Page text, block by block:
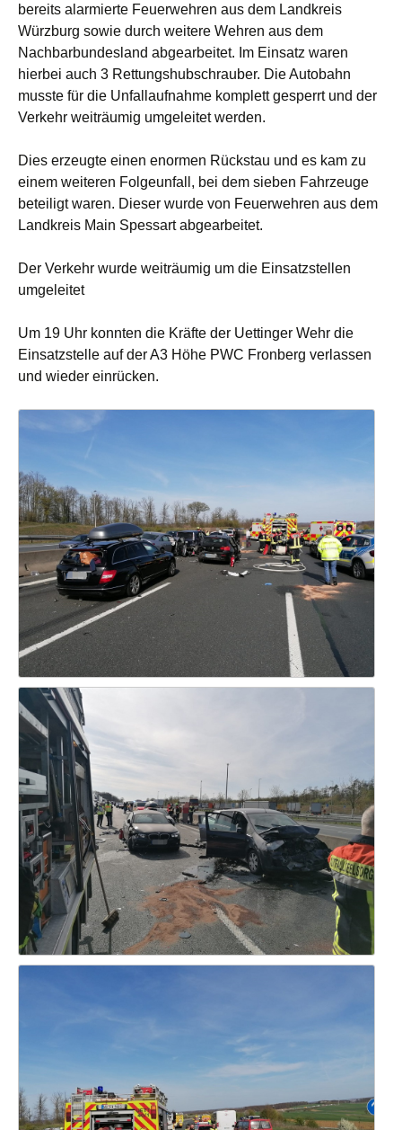
bereits alarmierte Feuerwehren aus dem Landkreis
Würzburg sowie durch weitere Wehren aus dem
Nachbarbundesland abgearbeitet. Im Einsatz waren
hierbei auch 3 Rettungshubschrauber. Die Autobahn
musste für die Unfallaufnahme komplett gesperrt und der
Verkehr weiträumig umgeleitet werden.
Dies erzeugte einen enormen Rückstau und es kam zu
einem weiteren Folgeunfall, bei dem sieben Fahrzeuge
beteiligt waren. Dieser wurde von Feuerwehren aus dem
Landkreis Main Spessart abgearbeitet.
Der Verkehr wurde weiträumig um die Einsatzstellen
umgeleitet
Um 19 Uhr konnten die Kräfte der Uettinger Wehr die
Einsatzstelle auf der A3 Höhe PWC Fronberg verlassen
und wieder einrücken.